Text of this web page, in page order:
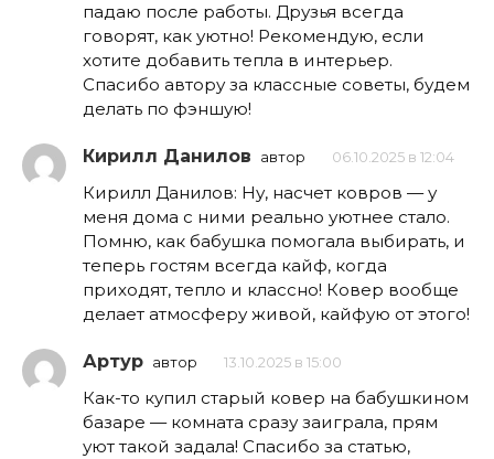
падаю после работы. Друзья всегда
говорят, как уютно! Рекомендую, если
хотите добавить тепла в интерьер.
Спасибо автору за классные советы, будем
делать по фэншую!
Кирилл Данилов автор 06.10.2025 в 12:04
Кирилл Данилов: Ну, насчет ковров — у
меня дома с ними реально уютнее стало.
Помню, как бабушка помогала выбирать, и
теперь гостям всегда кайф, когда
приходят, тепло и классно! Ковер вообще
делает атмосферу живой, кайфую от этого!
Артур автор 13.10.2025 в 15:00
Как-то купил старый ковер на бабушкином
базаре — комната сразу заиграла, прям
уют такой задала! Спасибо за статью,